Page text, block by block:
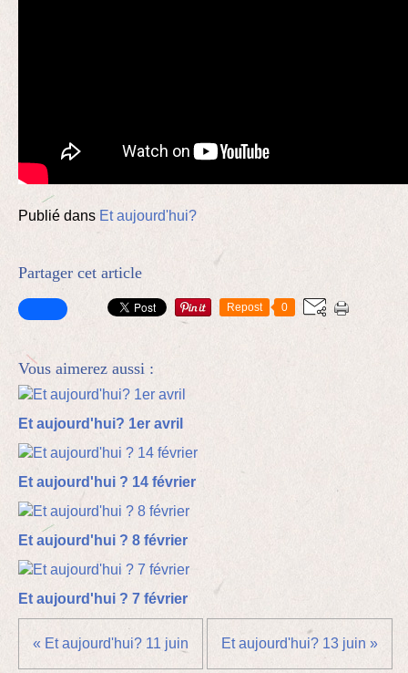
Publié dans Et aujourd'hui?
Partager cet article
Repost 0
Vous aimerez aussi :
Et aujourd'hui? 1er avril
Et aujourd'hui ? 14 février
Et aujourd'hui ? 8 février
Et aujourd'hui ? 7 février
« Et aujourd'hui? 11 juin Et aujourd'hui? 13 juin »